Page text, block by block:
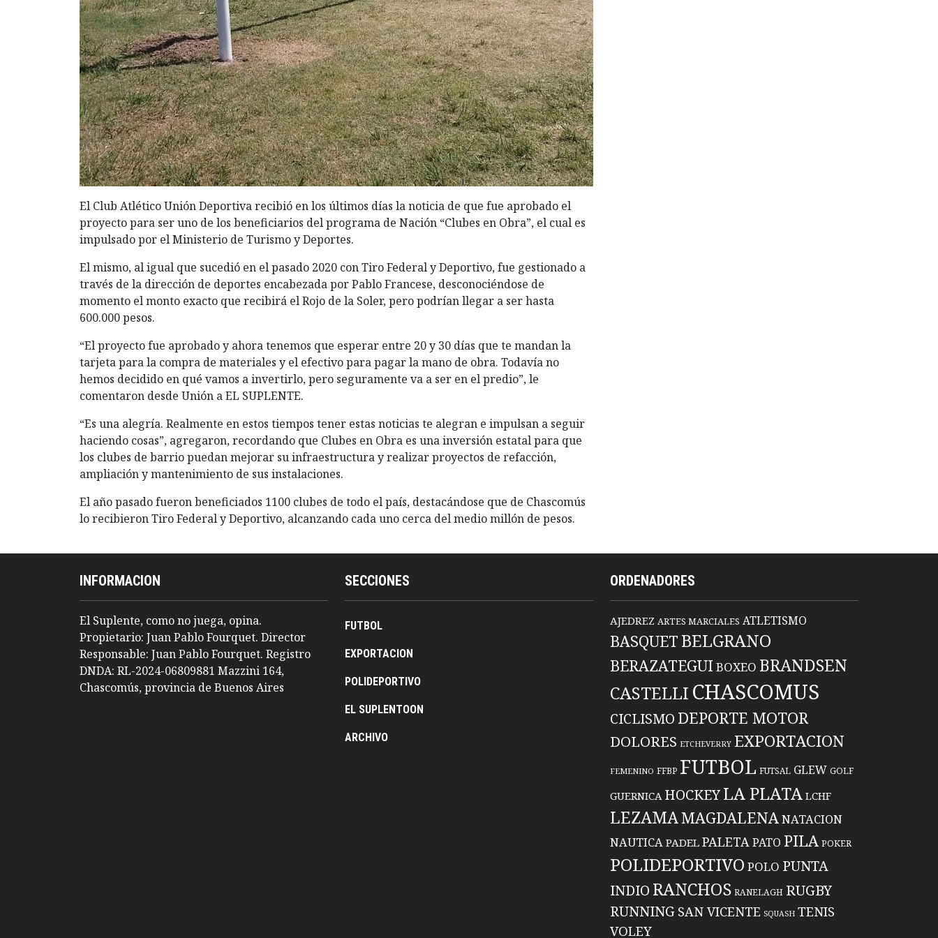
El Club Atlético Unión Deportiva recibió en los últimos días la noticia de que fue aprobado el
proyecto para ser uno de los beneficiarios del programa de Nación “Clubes en Obra”, el cual es
impulsado por el Ministerio de Turismo y Deportes.
El mismo, al igual que sucedió en el pasado 2020 con Tiro Federal y Deportivo, fue gestionado a
través de la dirección de deportes encabezada por Pablo Francese, desconociéndose de
momento el monto exacto que recibirá el Rojo de la Soler, pero podrían llegar a ser hasta
600.000 pesos.
“El proyecto fue aprobado y ahora tenemos que esperar entre 20 y 30 días que te mandan la
tarjeta para la compra de materiales y el efectivo para pagar la mano de obra. Todavía no
hemos decidido en qué vamos a invertirlo, pero seguramente va a ser en el predio”, le
comentaron desde Unión a EL SUPLENTE.
“Es una alegría. Realmente en estos tiempos tener estas noticias te alegran e impulsan a seguir
haciendo cosas”, agregaron, recordando que Clubes en Obra es una inversión estatal para que
los clubes de barrio puedan mejorar su infraestructura y realizar proyectos de refacción,
ampliación y mantenimiento de sus instalaciones.
El año pasado fueron beneficiados 1100 clubes de todo el país, destacándose que de Chascomús
lo recibieron Tiro Federal y Deportivo, alcanzando cada uno cerca del medio millón de pesos.
INFORMACION
El Suplente, como no juega, opina.
Propietario: Juan Pablo Fourquet. Director
Responsable: Juan Pablo Fourquet. Registro
DNDA: RL-2024-06809881 Mazzini 164,
Chascomús, provincia de Buenos Aires
SECCIONES
FUTBOL
EXPORTACION
POLIDEPORTIVO
EL SUPLENTOON
ARCHIVO
ORDENADORES
AJEDREZ ARTES MARCIALES ATLETISMO
BASQUET BELGRANO
BERAZATEGUIBOXEO BRANDSEN
CASTELLI CHASCOMUS
CICLISMO DEPORTE MOTOR
DOLORES ETCHEVERRY EXPORTACION
FEMENINO FFBP FUTBOL FUTSAL GLEW GOLF
GUERNICA HOCKEYLA PLATA LCHF
LEZAMAMAGDALENANATACION
NAUTICA PADEL PALETAPATO PILA POKER
POLIDEPORTIVO POLO PUNTA
INDIO RANCHOS RANELAGH RUGBY
RUNNING SAN VICENTE SQUASH TENIS
VOLEY